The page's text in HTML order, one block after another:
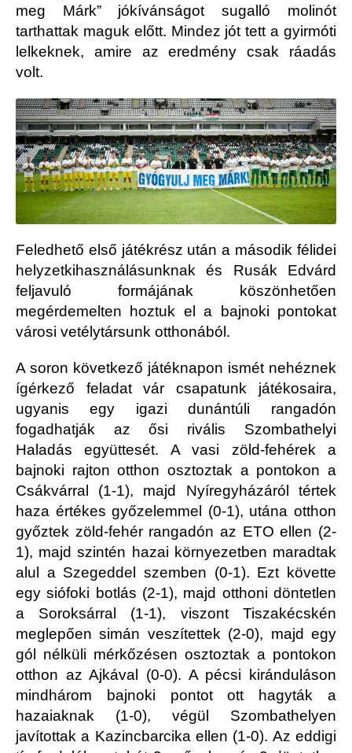
meg Márk” jókívánságot sugalló molinót
tarthattak maguk előtt. Mindez jót tett a gyirmóti
lelkeknek, amire az eredmény csak ráadás
volt.
Feledhető első játékrész után a második félidei
helyzetkihasználásunknak és Rusák Edvárd
feljavuló formájának köszönhetően
megérdemelten hoztuk el a bajnoki pontokat
városi vetélytársunk otthonából.
A soron következő játéknapon ismét nehéznek
ígérkező feladat vár csapatunk játékosaira,
ugyanis egy igazi dunántúli rangadón
fogadhatják az ősi rivális Szombathelyi
Haladás együttesét. A vasi zöld-fehérek a
bajnoki rajton otthon osztoztak a pontokon a
Csákvárral (1-1), majd Nyíregyházáról tértek
haza értékes győzelemmel (0-1), utána otthon
győztek zöld-fehér rangadón az ETO ellen (2-
1), majd szintén hazai környezetben maradtak
alul a Szegeddel szemben (0-1). Ezt követte
egy siófoki botlás (2-1), majd otthoni döntetlen
a Soroksárral (1-1), viszont Tiszakécskén
meglepően simán veszítettek (2-0), majd egy
gól nélküli mérkőzésen osztoztak a pontokon
otthon az Ajkával (0-0). A pécsi kiránduláson
mindhárom bajnoki pontot ott hagyták a
hazaiaknak (1-0), végül Szombathelyen
javítottak a Kazincbarcika ellen (1-0). Az eddigi